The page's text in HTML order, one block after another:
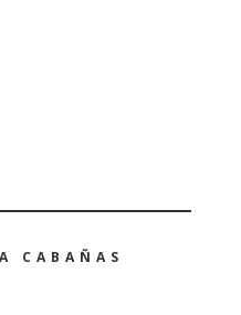
CABAÑAS